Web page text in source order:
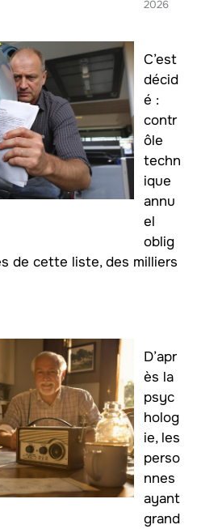
2026
C’est
décid
é :
contr
ôle
techn
ique
annu
el
oblig
de cette liste, des milliers
D’apr
ès la
psyc
holog
ie, les
perso
nnes
ayant
grand